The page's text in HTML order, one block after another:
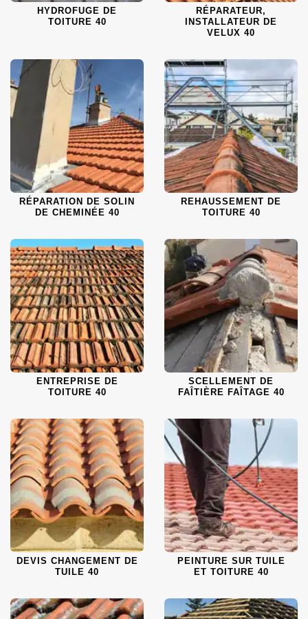
HYDROFUGE DE
TOITURE 40
RÉPARATEUR,
INSTALLATEUR DE
VELUX 40
RÉPARATION DE SOLIN
DE CHEMINÉE 40
REHAUSSEMENT DE
TOITURE 40
ENTREPRISE DE
TOITURE 40
SCELLEMENT DE
FAÎTIÈRE FAÎTAGE 40
DEVIS CHANGEMENT DE
TUILE 40
PEINTURE SUR TUILE
ET TOITURE 40